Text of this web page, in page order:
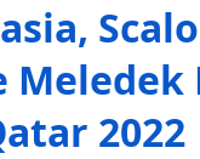
Meledek
2022